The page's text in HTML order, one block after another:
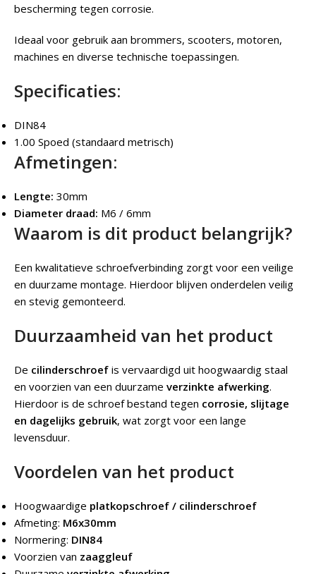
bescherming tegen corrosie.
Ideaal voor gebruik aan brommers, scooters, motoren,
machines en diverse technische toepassingen.
Specificaties:
DIN84
1.00 Spoed (standaard metrisch)
Afmetingen:
Lengte: 30mm
Diameter draad: M6 / 6mm
Waarom is dit product belangrijk?
Een kwalitatieve schroefverbinding zorgt voor een veilige
en duurzame montage. Hierdoor blijven onderdelen veilig
en stevig gemonteerd.
Duurzaamheid van het product
De cilinderschroef is vervaardigd uit hoogwaardig staal
en voorzien van een duurzame verzinkte afwerking.
Hierdoor is de schroef bestand tegen corrosie, slijtage
en dagelijks gebruik, wat zorgt voor een lange
levensduur.
Voordelen van het product
Hoogwaardige platkopschroef / cilinderschroef
Afmeting: M6x30mm
Normering: DIN84
Voorzien van zaaggleuf